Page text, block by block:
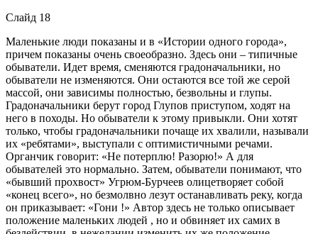
Слайд 18
Маленькие люди показаны и в «Истории одного города»,
причем показаны очень своеобразно. Здесь они – типичные
обыватели. Идет время, сменяются градоначальники, но
обыватели не изменяются. Они остаются все той же серой
массой, они зависимы полностью, безвольны и глупы.
Градоначальники берут город Глупов приступом, ходят на
него в походы. Но обыватели к этому привыкли. Они хотят
только, чтобы градоначальники почаще их хвалили, называли
их «ребятами», выступали с оптимистичными речами.
Органчик говорит: «Не потерплю! Разорю!» А для
обывателей это нормально. Затем, обыватели понимают, что
«бывший прохвост» Угрюм-Бурчеев олицетворяет собой
«конец всего», но безмолвно лезут останавливать реку, когда
он приказывает: «Гони !» Автор здесь не только описывает
положение маленьких людей , но и обвиняет их самих в